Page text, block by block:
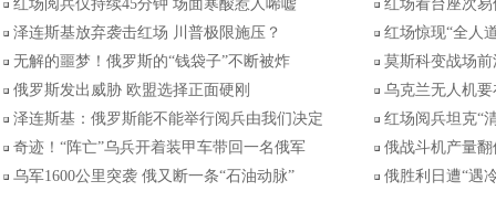
红场阅兵仅持续45分钟 场面寒酸惹人唏嘘
红场看台座次
泽连斯基放弃袭击红场 川普极限施压？
红场惊现“全人
无解的噩梦！俄罗斯的“钱袋子”不断被炸
莫斯科变战场
俄罗斯发出威胁 欧盟选择正面硬刚
乌克兰无人机
泽连斯基：俄罗斯能不能举行阅兵由我们决定
红场阅兵坦克“
奇迹！“阵亡”乌兵开着装甲车带回一名俄军
俄战斗机产量
乌军1600公里突袭 俄又断一条“石油动脉”
俄胜利日遭“遇